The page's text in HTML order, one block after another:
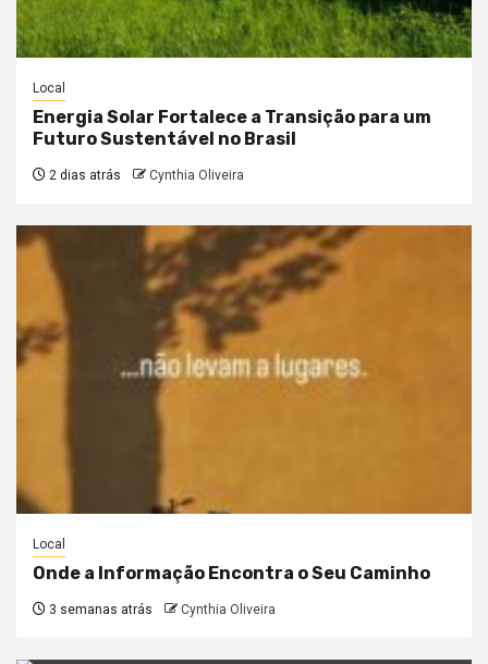
Local
Energia Solar Fortalece a Transição para um
Futuro Sustentável no Brasil
2 dias atrás Cynthia Oliveira
Local
Onde a Informação Encontra o Seu Caminho
3 semanas atrás Cynthia Oliveira